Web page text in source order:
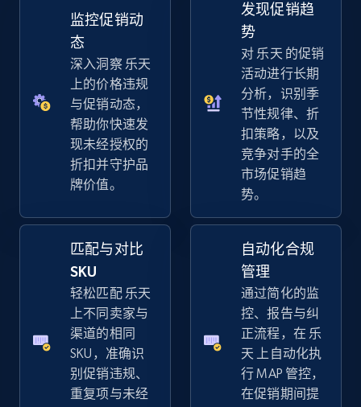
URL, Title, Available, Description, Currency, Initial
price, Final price, Discount percent, and more.
5.4K+ 668+ 立即开始
Amazon sellers info
Seller id, URL, Seller name, Description, Detailed
info, Stars, Feedbacks, Return policy, and more.
2.5K+ 378+ 立即开始
URL, Product id, Title, Seller name, Seller rating,
Seller reviews, Breadcrumbs, Root category, and
more.
监控促销动
态
深入洞察 乐天
上的价格违规
与促销动态，
帮助你快速发
现未经授权的
折扣并守护品
牌价值。
发现促销趋
势
对 乐天 的促销
活动进行长期
分析，识别季
节性规律、折
扣策略，以及
竞争对手的全
市场促销趋
势。
匹配与对比
SKU
轻松匹配 乐天
上不同卖家与
渠道的相同
SKU，准确识
别促销违规、
重复项与未经
自动化合规
管理
通过简化的监
控、报告与纠
正流程，在 乐
天 上自动化执
行 MAP 管控，
在促销期间提